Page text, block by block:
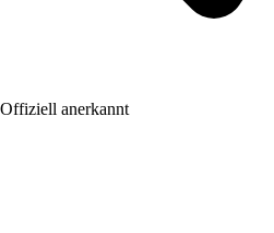
Offiziell anerkannt